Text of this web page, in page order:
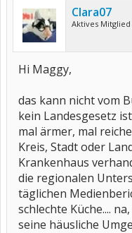
Clara07
Aktives Mitglied
Hi Maggy,
das kann nicht vom
kein Landesgesetz
mal ärmer, mal
Kreis, Stadt oder
Krankenhaus
die regionalen
täglichen
schlechte Küche....
seine häusliche